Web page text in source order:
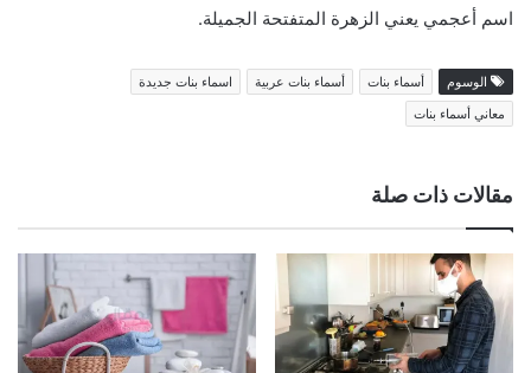
اسم أعجمي يعني الزهرة المتفتحة الجميلة.
الوسوم أسماء بنات أسماء بنات عربية
اسماء بنات جديدة
معاني أسماء بنات
مقالات ذات صلة